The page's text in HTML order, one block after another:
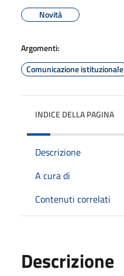
Novità
Argomenti:
Comunicazione istituzionale
INDICE DELLA PAGINA
Descrizione
A cura di
Contenuti correlati
Descrizione